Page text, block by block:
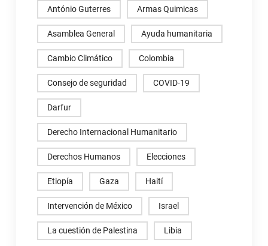
António Guterres Armas Quimicas
Asamblea General Ayuda humanitaria
Cambio Climático Colombia
Consejo de seguridad COVID-19
Darfur
Derecho Internacional Humanitario
Derechos Humanos Elecciones
Etiopía Gaza Haití
Intervención de México Israel
La cuestión de Palestina Libia